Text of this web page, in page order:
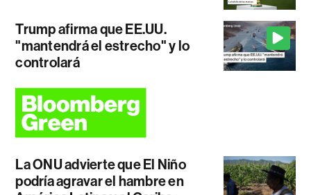
Trump afirma que EE.UU.
"mantendrá el estrecho" y lo
controlará
La ONU advierte que El Niño
podría agravar el hambre en